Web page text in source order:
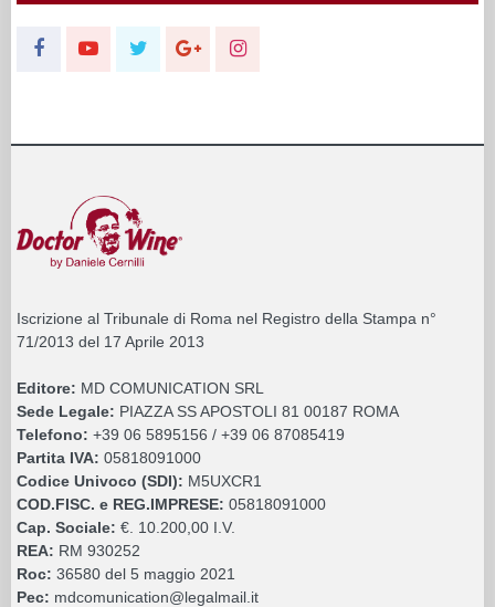
Iscrizione al Tribunale di Roma nel Registro della Stampa n°
71/2013 del 17 Aprile 2013
Editore: MD COMUNICATION SRL
Sede Legale: PIAZZA SS APOSTOLI 81 00187 ROMA
Telefono: +39 06 5895156 / +39 06 87085419
Partita IVA: 05818091000
Codice Univoco (SDI): M5UXCR1
COD.FISC. e REG.IMPRESE: 05818091000
Cap. Sociale: €. 10.200,00 I.V.
REA: RM 930252
Roc: 36580 del 5 maggio 2021
Pec: mdcomunication@legalmail.it